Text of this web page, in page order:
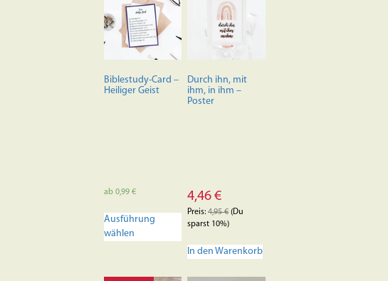
Biblestudy-Card –
Heiliger Geist
ab 0,99 €
Ausführung
wählen
Dieses
Produkt
mehrere
Durch ihn, mit
ihm, in ihm –
Poster
4,46€
Preis:4,95€(Du
sparst 10%)
In den Warenkorb